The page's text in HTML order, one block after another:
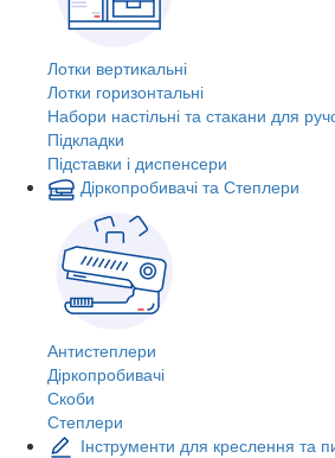
Лотки вертикальні
Лотки горизонтальні
Набори настільні та стакани для
Підкладки
Підставки і диспенсери
Діркопробивачі та Степлери
Антистеплери
Діркопробивачі
Скоби
Степлери
Інструменти для креслення та